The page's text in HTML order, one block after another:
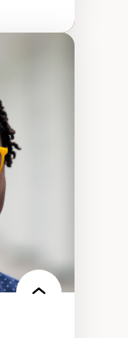
et
–